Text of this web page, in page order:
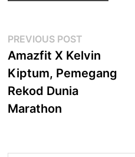
Post
navigation
PREVIOUS POST
post:
Amazfit X Kelvin
Kiptum, Pemegang
Rekod Dunia
Marathon